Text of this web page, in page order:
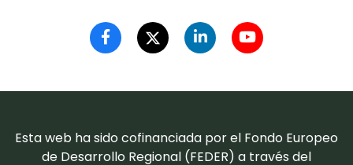
Esta web ha sido cofinanciada por el Fondo Europeo
de Desarrollo Regional (FEDER) a través del